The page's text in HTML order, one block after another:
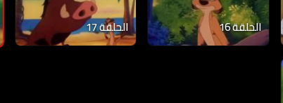
الحلقة 16 الحلقة 17